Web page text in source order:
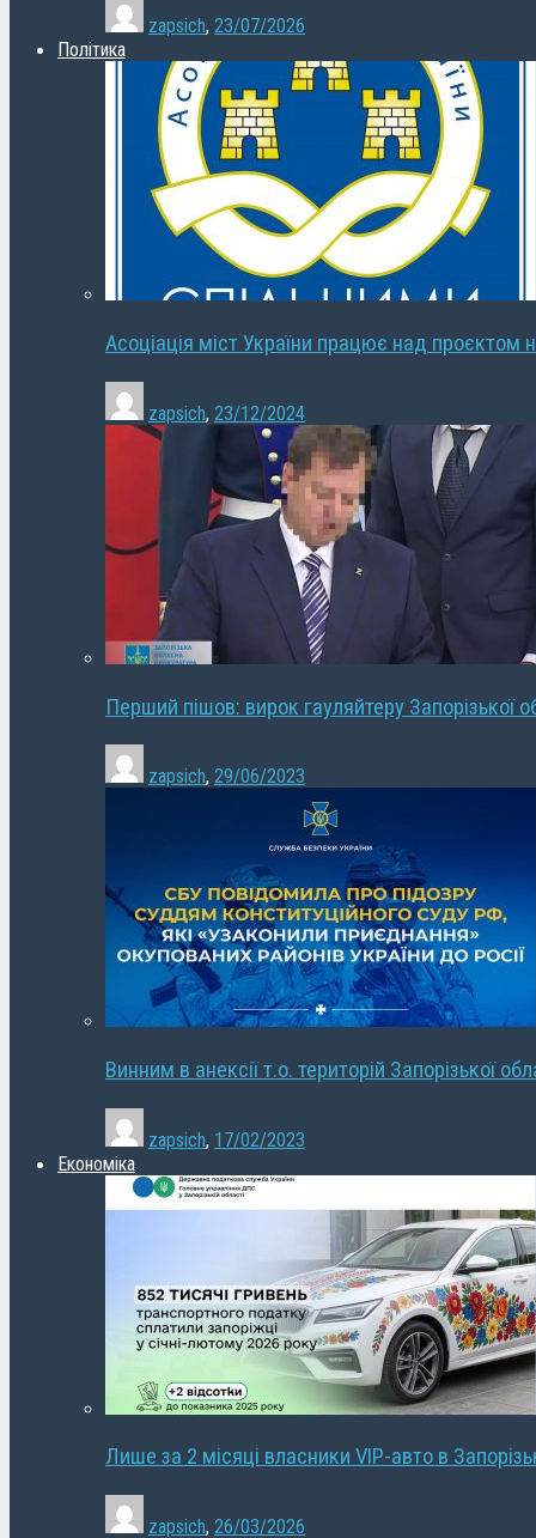
zapsich, 23/07/2026
Політика
Асоціація міст України працює над проєктом
zapsich, 23/12/2024
Перший пішов: вирок гауляйтеру Запорізької
zapsich, 29/06/2023
Винним в анексії т.о. територій Запорізької
zapsich, 17/02/2023
Економіка
Лише за 2 місяці власники VIP-авто в
zapsich, 26/03/2026